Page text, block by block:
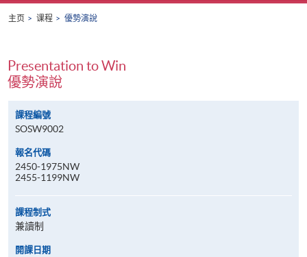
主页 课程 優勢演說
Presentation to Win
優勢演說
課程編號
SOSW9002
報名代碼
2450-1975NW
2455-1199NW
課程制式
兼讀制
開課日期